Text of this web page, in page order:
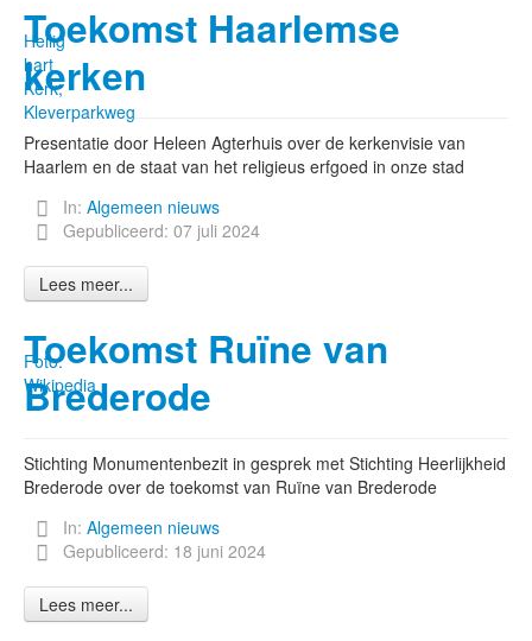
Heilig
hart
Kerk,
Kleverparkweg
Toekomst Haarlemse
kerken
Presentatie door Heleen Agterhuis over de kerkenvisie van
Haarlem en de staat van het religieus erfgoed in onze stad
In: Algemeen nieuws
Gepubliceerd: 07 juli 2024
Lees meer...
Foto:
Wikipedia
Toekomst Ruïne van
Brederode
Stichting Monumentenbezit in gesprek met Stichting Heerlijkheid
Brederode over de toekomst van Ruïne van Brederode
In: Algemeen nieuws
Gepubliceerd: 18 juni 2024
Lees meer...